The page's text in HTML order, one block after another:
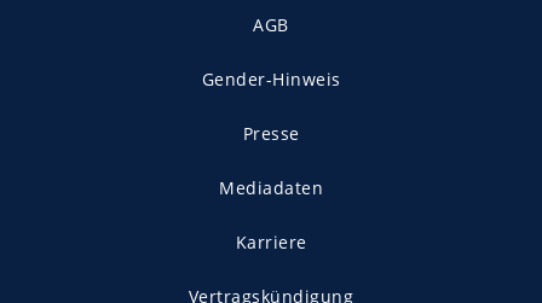
AGB
Gender-Hinweis
Presse
Mediadaten
Karriere
Vertragskündigung